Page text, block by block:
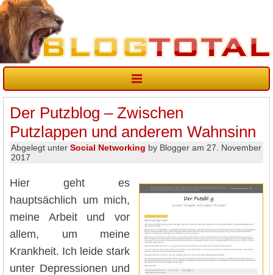
Der Putzblog – Zwischen
Putzlappen und anderem Wahnsinn
Abgelegt unter Social Networking by Blogger am 27. November
2017
Hier geht es
hauptsächlich um mich,
meine Arbeit und vor
allem, um meine
Krankheit. Ich leide stark
unter Depressionen und